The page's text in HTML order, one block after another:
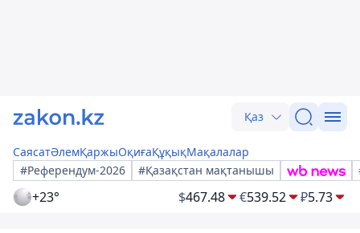
Қаз
СаясатӘлемҚаржыОқиғаҚұқықМақалалар
#Референдум-2026
#Қазақстан мақтанышы
+23° $467.48 €539.52 ₽5.73